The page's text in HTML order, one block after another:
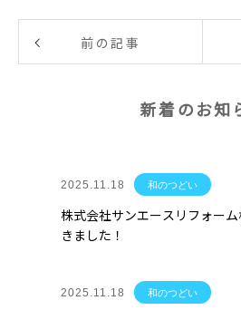
前の記事
新着のお知
2025.11.18 和のつどい
株式会社サンエースリフォー
きました！
2025.11.18 和のつどい